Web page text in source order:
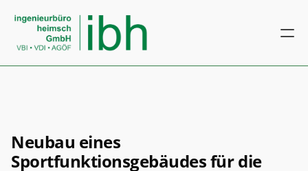
Neubau eines
Sportfunktionsgebäudes für die